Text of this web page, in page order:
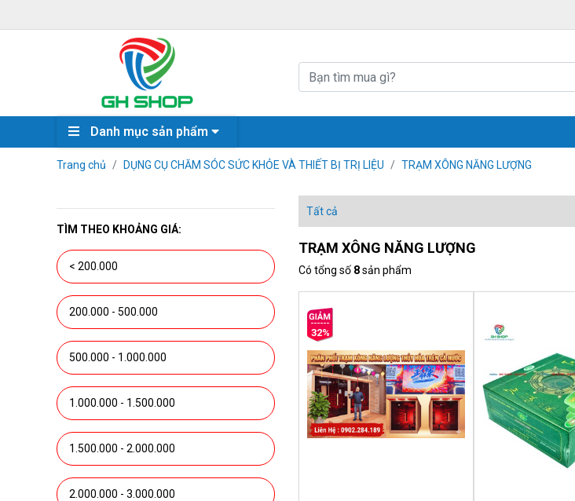
Danh mục sản phẩm
Trang chủ DỤNG CỤ CHĂM SÓC SỨC KHỎE VÀ THIẾT BỊ TRỊ LIỆU TRẠM XÔNG NĂNG LƯỢNG
TÌM THEO KHOẢNG GIÁ:
< 200.000
200.000 - 500.000
500.000 - 1.000.000
1.000.000 - 1.500.000
1.500.000 - 2.000.000
2.000.000 - 3.000.000
Tất cả
TRẠM XÔNG NĂNG LƯỢNG
Có tổng số 8sản phẩm
32%